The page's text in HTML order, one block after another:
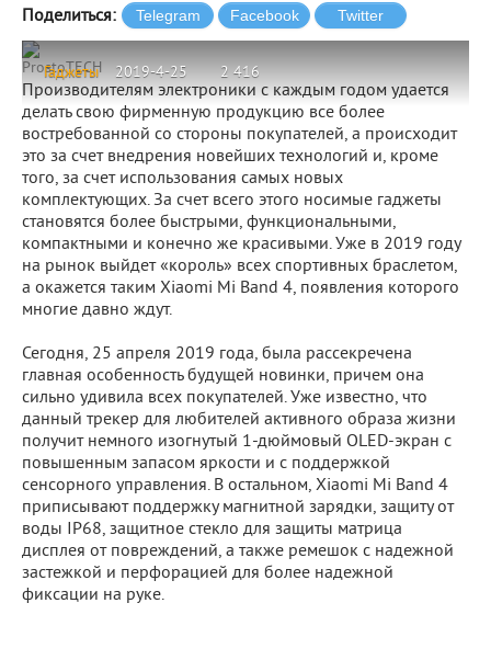
Поделиться:
Гаджеты 2019-4-25 2 416
ProstoTECH
Производителям электроники с каждым годом удается
делать свою фирменную продукцию все более
востребованной со стороны покупателей, а происходит
это за счет внедрения новейших технологий и, кроме
того, за счет использования самых новых
комплектующих. За счет всего этого носимые гаджеты
становятся более быстрыми, функциональными,
компактными и конечно же красивыми. Уже в 2019 году
на рынок выйдет «король» всех спортивных браслетом,
а окажется таким Xiaomi Mi Band 4, появления которого
многие давно ждут.
Сегодня, 25 апреля 2019 года, была рассекречена
главная особенность будущей новинки, причем она
сильно удивила всех покупателей. Уже известно, что
данный трекер для любителей активного образа жизни
получит немного изогнутый 1-дюймовый OLED-экран с
повышенным запасом яркости и с поддержкой
сенсорного управления. В остальном, Xiaomi Mi Band 4
приписывают поддержку магнитной зарядки, защиту от
воды IP68, защитное стекло для защиты матрица
дисплея от повреждений, а также ремешок с надежной
застежкой и перфорацией для более надежной
фиксации на руке.